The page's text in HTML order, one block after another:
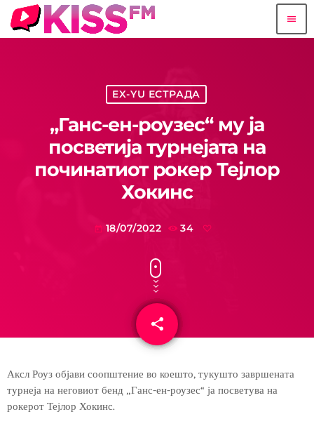
menu
EX-YU ЕСТРАДА
„Ганс-ен-роузес“ му ја
посветија турнејата на
починатиот рокер Тејлор
Хокинс
today 18/07/2022 34
share
email
Аксл Роуз објави соопштение во коешто, тукушто завршената
турнеја на неговиот бенд „Ганс-ен-роузес“ ја посветува на
рокерот Тејлор Хокинс.